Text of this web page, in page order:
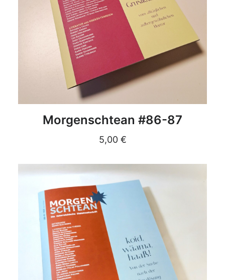
DETAILS
Morgenschtean #86-87
5,00 €